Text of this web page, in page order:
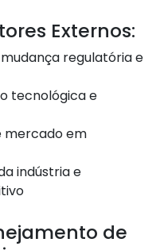
Externos:
regulatória e
tecnológica e
mercado em
indústria e
de